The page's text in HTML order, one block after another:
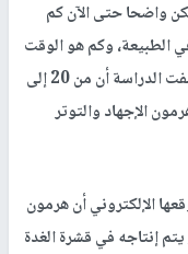
واضحا حتى الآن كم
الطبيعة، وكم هو الوقت
الواجب استغراقه هناك، وما فائدة ذلك". وكشفت الدراسة أن من 20 إلى
الإجهاد والتوتر
الإلكتروني أن هرمون
إنتاجه في قشرة الغدة